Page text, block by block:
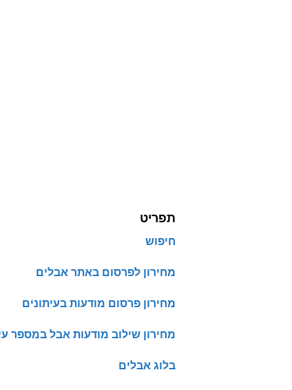
תפריט
חיפוש
מחירון לפרסום באתר אבלים
מחירון פרסום מודעות בעיתונים
מחירון שילוב מודעות אבל במספר
בלוג אבלים